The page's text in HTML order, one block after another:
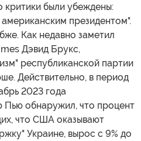
критики были убеждены:
президентом".
Как недавно заметил
Дэвид Брукс,
республиканской партии
Действительно, в период
2023 года
Пью обнаружил, что процент
что США оказывают
Украине, вырос с 9% до